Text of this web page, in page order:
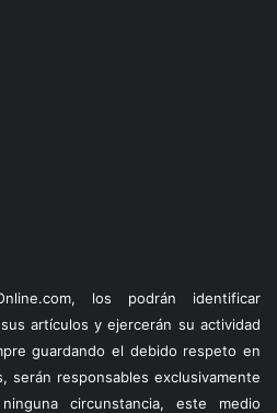
los podrán identificar
artículos y ejercerán su actividad
guardando el debido respeto en
serán responsables exclusivamente
circunstancia, este medio